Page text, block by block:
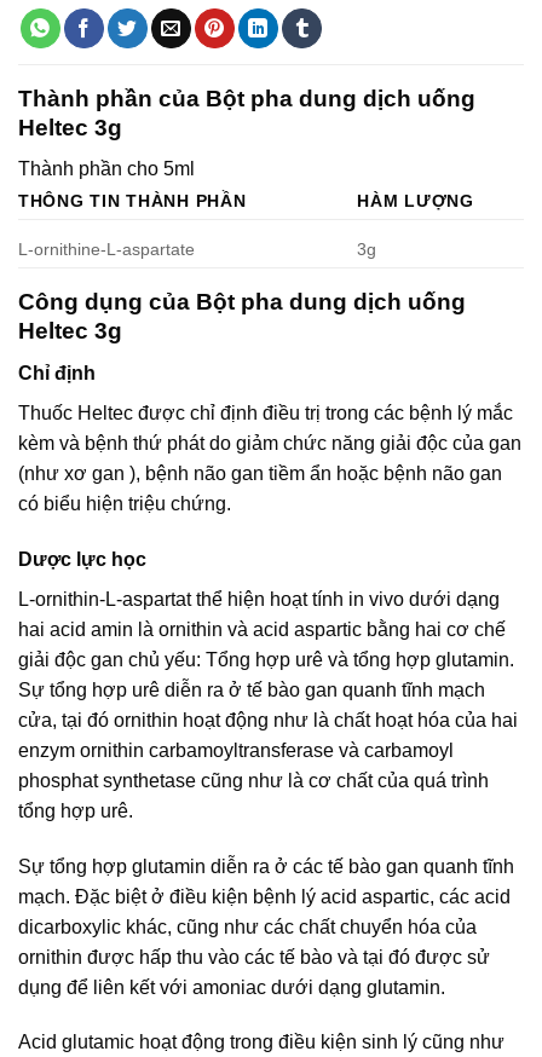
Thành phần của Bột pha dung dịch uống
Heltec 3g
Thành phần cho 5ml
THÔNG TIN THÀNH PHẦN HÀM LƯỢNG
L-ornithine-L-aspartate 3g
Công dụng của Bột pha dung dịch uống
Heltec 3g
Chỉ định
Thuốc Heltec được chỉ định điều trị trong các bệnh lý mắc
kèm và bệnh thứ phát do giảm chức năng giải độc của gan
(như xơ gan ), bệnh não gan tiềm ẩn hoặc bệnh não gan
có biểu hiện triệu chứng.
Dược lực học
L-ornithin-L-aspartat thể hiện hoạt tính in vivo dưới dạng
hai acid amin là ornithin và acid aspartic bằng hai cơ chế
giải độc gan chủ yếu: Tổng hợp urê và tổng hợp glutamin.
Sự tổng hợp urê diễn ra ở tế bào gan quanh tĩnh mạch
cửa, tại đó ornithin hoạt động như là chất hoạt hóa của hai
enzym ornithin carbamoyltransferase và carbamoyl
phosphat synthetase cũng như là cơ chất của quá trình
tổng hợp urê.
Sự tổng hợp glutamin diễn ra ở các tế bào gan quanh tĩnh
mạch. Đặc biệt ở điều kiện bệnh lý acid aspartic, các acid
dicarboxylic khác, cũng như các chất chuyển hóa của
ornithin được hấp thu vào các tế bào và tại đó được sử
dụng để liên kết với amoniac dưới dạng glutamin.
Acid glutamic hoạt động trong điều kiện sinh lý cũng như